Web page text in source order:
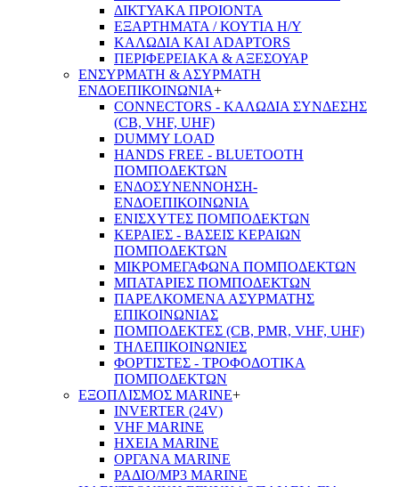
ΔΙΚΤΥΑΚΑ ΠΡΟΙΟΝΤΑ
ΕΞΑΡΤΗΜΑΤΑ / ΚΟΥΤΙΑ Η/Υ
ΚΑΛΩΔΙΑ ΚΑΙ ADAPTORS
ΠΕΡΙΦΕΡΕΙΑΚΑ & ΑΞΕΣΟΥΑΡ
ΕΝΣΥΡΜΑΤΗ & ΑΣΥΡΜΑΤΗ
ΕΝΔΟΕΠΙΚΟΙΝΩΝΙΑ+
CONNECTORS - ΚΑΛΩΔΙΑ ΣΥΝΔΕΣΗΣ
(CB, VHF, UHF)
DUMMY LOAD
HANDS FREE - BLUETOOTH
ΠΟΜΠΟΔΕΚΤΩΝ
ΕΝΔΟΣΥΝΕΝΝΟΗΣΗ-
ΕΝΔΟΕΠΙΚΟΙΝΩΝΙΑ
ΕΝΙΣΧΥΤΕΣ ΠΟΜΠΟΔΕΚΤΩΝ
ΚΕΡΑΙΕΣ - ΒΑΣΕΙΣ ΚΕΡΑΙΩΝ
ΠΟΜΠΟΔΕΚΤΩΝ
ΜΙΚΡΟΜΕΓΑΦΩΝΑ ΠΟΜΠΟΔΕΚΤΩΝ
ΜΠΑΤΑΡΙΕΣ ΠΟΜΠΟΔΕΚΤΩΝ
ΠΑΡΕΛΚΟΜΕΝΑ ΑΣΥΡΜΑΤΗΣ
ΕΠΙΚΟΙΝΩΝΙΑΣ
ΠΟΜΠΟΔΕΚΤΕΣ (CB, PMR, VHF, UHF)
ΤΗΛΕΠΙΚΟΙΝΩΝΙΕΣ
ΦΟΡΤΙΣΤΕΣ - ΤΡΟΦΟΔΟΤΙΚΑ
ΠΟΜΠΟΔΕΚΤΩΝ
ΕΞΟΠΛΙΣΜΟΣ MARINE+
INVERTER (24V)
VHF MARINE
ΗΧΕΙΑ MARINE
ΟΡΓΑΝΑ MARINE
ΡΑΔΙΟ/MP3 MARINE